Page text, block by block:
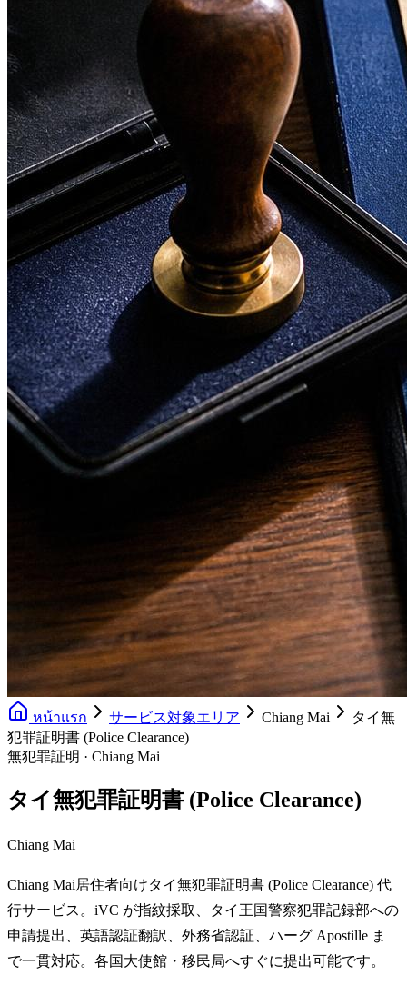
หน้าแรก サービス対象エリア Chiang Mai
タイ無
犯罪証明書 (Police Clearance)
無犯罪証明 · Chiang Mai
タイ無犯罪証明書 (Police Clearance)
Chiang Mai
Chiang Mai居住者向けタイ無犯罪証明書 (Police Clearance) 代
行サービス。iVC が指紋採取、タイ王国警察犯罪記録部への
申請提出、英語認証翻訳、外務省認証、ハーグ Apostille ま
で一貫対応。各国大使館・移民局へすぐに提出可能です。